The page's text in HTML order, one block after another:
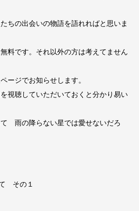
ちの出会いの物語を語れればと思いま
料です。それ以外の方は考えてません
ージでお知らせします。
視聴していただいておくと分かり易い
雨の降らない星では愛せないだろ
その１